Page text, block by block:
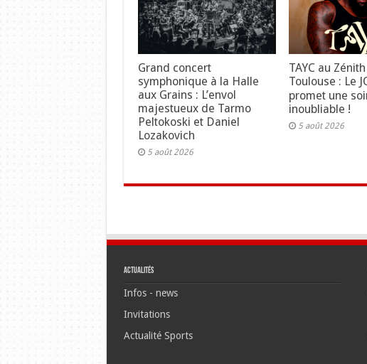
Grand concert
symphonique à la Halle
aux Grains : L’envol
majestueux de Tarmo
Peltokoski et Daniel
Lozakovich
5 août 2026
TAYC au
Toulouse : Le
promet une
inoubliable !
5 août 2026
Actualités
Infos - news
Invitations
Actualité Sports